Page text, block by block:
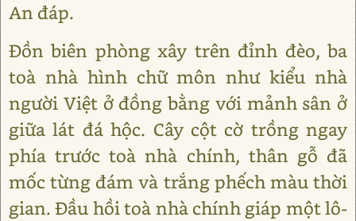
An đáp.
Đồn biên phòng xây trên đỉnh đèo, ba
toà nhà hình chữ môn như kiểu nhà
người Việt ở đồng bằng với mảnh sân ở
giữa lát đá hộc. Cây cột cờ trồng ngay
phía trước toà nhà chính, thân gỗ đã
mốc từng đám và trắng phếch màu thời
gian. Đầu hồi toà nhà chính giáp một lô-